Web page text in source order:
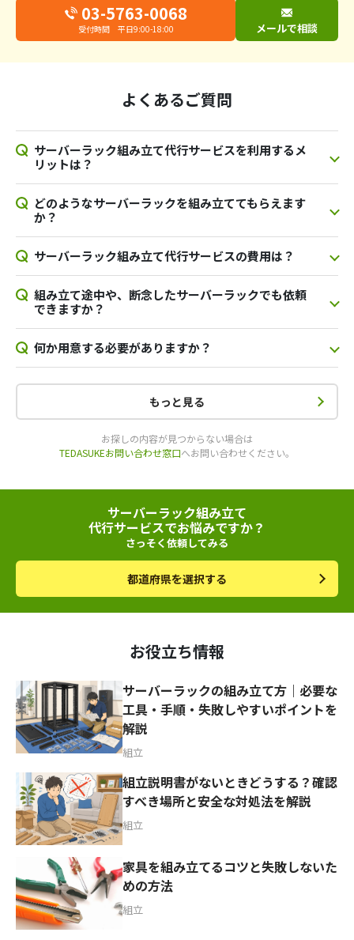
03-5763-0068
受付時間 平日9:00-18:00 メールで相談
よくあるご質問
サーバーラック組み立て代行サービスを利用するメ
リットは？
どのようなサーバーラックを組み立ててもらえます
か？
サーバーラック組み立て代行サービスの費用は？
組み立て途中や、断念したサーバーラックでも依頼
できますか？
何か用意する必要がありますか？
もっと見る
お探しの内容が見つからない場合は
TEDASUKEお問い合わせ窓口へお問い合わせください。
サーバーラック組み立て
代行サービスでお悩みですか？
さっそく依頼してみる
都道府県を選択する
お役立ち情報
サーバーラックの組み立て方｜必要な
工具・手順・失敗しやすいポイントを
解説
組立
組立説明書がないときどうする？確認
すべき場所と安全な対処法を解説
組立
家具を組み立てるコツと失敗しないた
めの方法
組立